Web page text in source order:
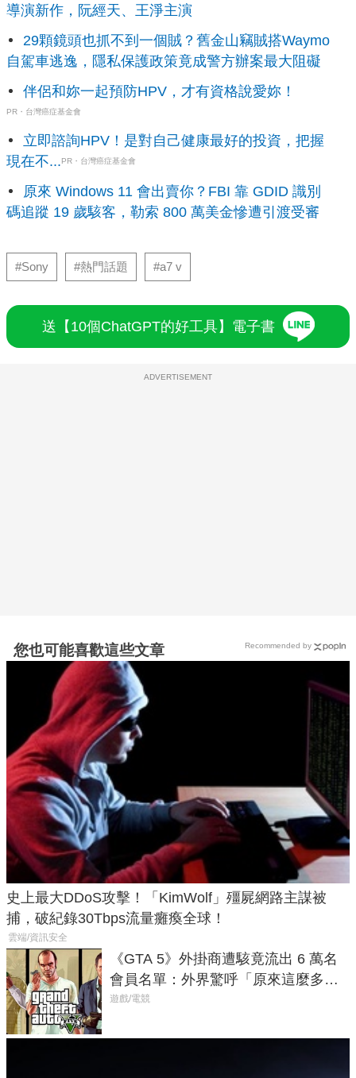
導演新作，阮經天、王淨主演
29顆鏡頭也抓不到一個賊？舊金山竊賊搭Waymo
自駕車逃逸，隱私保護政策竟成警方辦案最大阻礙
伴侶和妳一起預防HPV，才有資格說愛妳！
PR・台灣癌症基金會
立即諮詢HPV！是對自己健康最好的投資，把握
現在不...PR・台灣癌症基金會
原來 Windows 11 會出賣你？FBI 靠 GDID 識別
碼追蹤 19 歲駭客，勒索 800 萬美金慘遭引渡受審
#Sony #熱門話題 #a7 v
送【10個ChatGPT的好工具】電子書
ADVERTISEMENT
您也可能喜歡這些文章
史上最大DDoS攻擊！「KimWolf」殭屍網路主謀被
捕，破紀錄30Tbps流量癱瘓全球！
雲端/資訊安全
《GTA 5》外掛商遭駭竟流出 6 萬名
會員名單：外界驚呼「原來這麼多人
在開掛！」
遊戲/電競
Recommended by